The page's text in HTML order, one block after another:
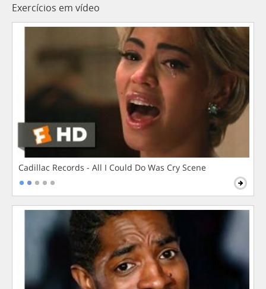
Exercícios em vídeo
Cadillac Records - All I Could Do Was Cry Scene